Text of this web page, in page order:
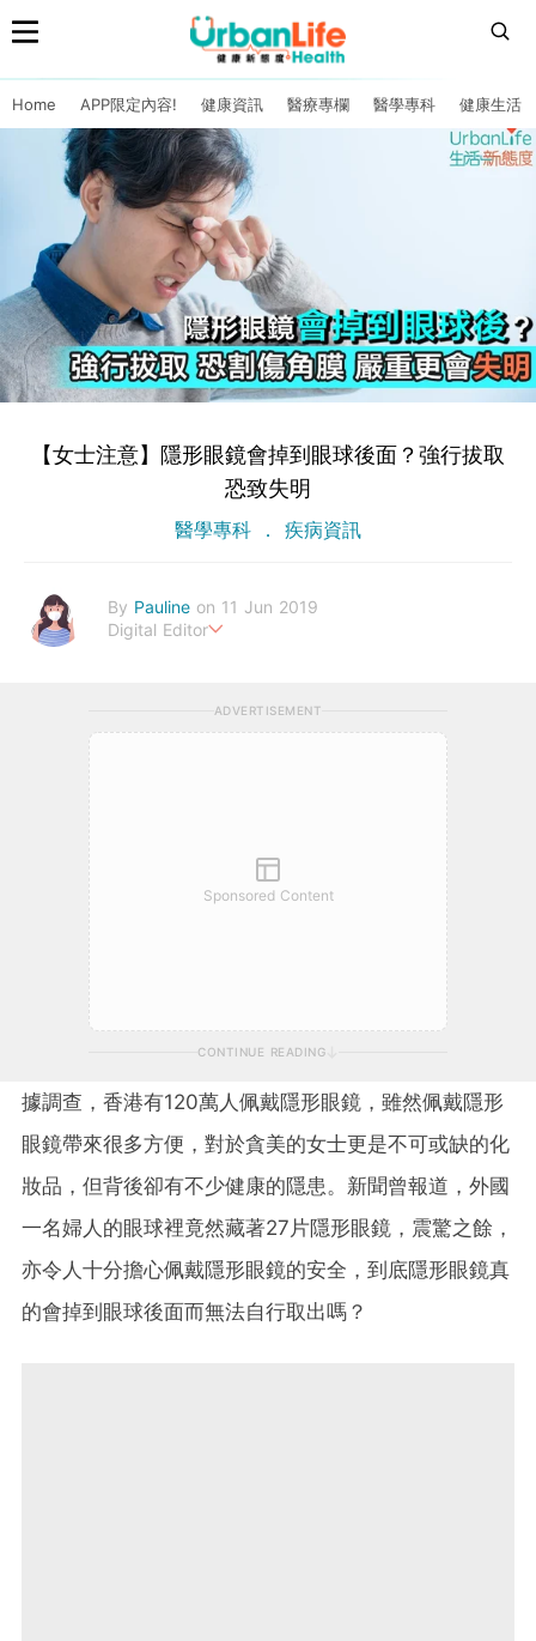
Home APP限定內容! 健康資訊 醫療專欄 醫學專科 健康生活
【女士注意】隱形眼鏡會掉到眼球後面？強行拔取
恐致失明
醫學專科 疾病資訊
By Pauline on 11 Jun 2019
Digital Editor
ADVERTISEMENT
Sponsored Content
CONTINUE READING
據調查，香港有120萬人佩戴隱形眼鏡，雖然佩戴隱形
眼鏡帶來很多方便，對於貪美的女士更是不可或缺的化
妝品，但背後卻有不少健康的隱患。新聞曾報道，外國
一名婦人的眼球裡竟然藏著27片隱形眼鏡，震驚之餘，
亦令人十分擔心佩戴隱形眼鏡的安全，到底隱形眼鏡真
的會掉到眼球後面而無法自行取出嗎？